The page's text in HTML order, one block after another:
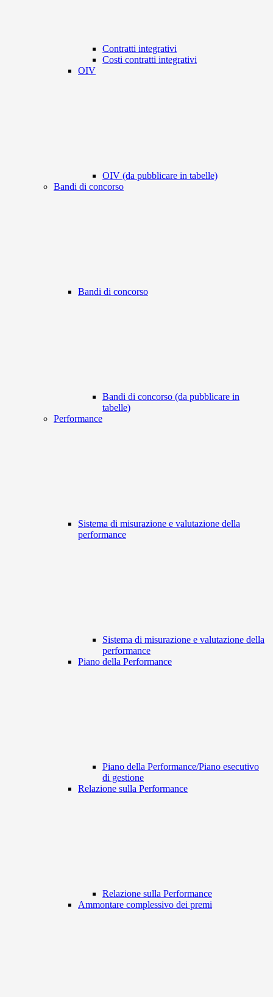
Contratti integrativi
Costi contratti integrativi
OIV
OIV (da pubblicare in tabelle)
Bandi di concorso
Bandi di concorso
Bandi di concorso (da pubblicare in
tabelle)
Performance
Sistema di misurazione e valutazione della
performance
Sistema di misurazione e valutazione della
performance
Piano della Performance
Piano della Performance/Piano esecutivo
di gestione
Relazione sulla Performance
Relazione sulla Performance
Ammontare complessivo dei premi